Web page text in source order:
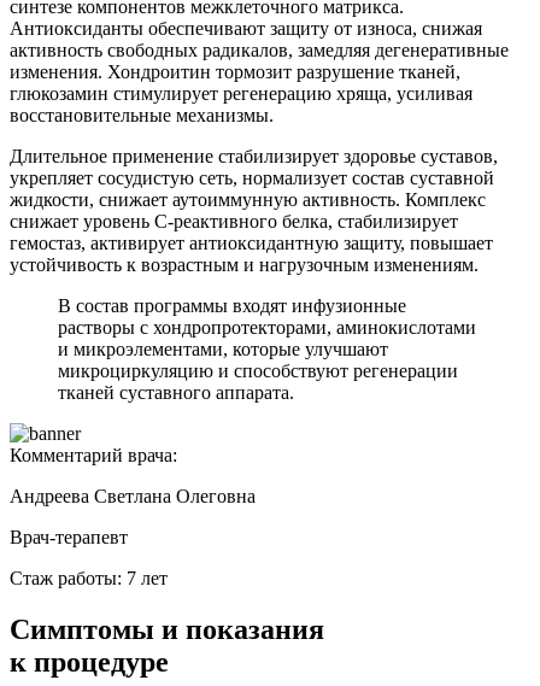
синтезе компонентов межклеточного матрикса.
Антиоксиданты обеспечивают защиту от износа, снижая
активность свободных радикалов, замедляя дегенеративные
изменения. Хондроитин тормозит разрушение тканей,
глюкозамин стимулирует регенерацию хряща, усиливая
восстановительные механизмы.
Длительное применение стабилизирует здоровье суставов,
укрепляет сосудистую сеть, нормализует состав суставной
жидкости, снижает аутоиммунную активность. Комплекс
снижает уровень С-реактивного белка, стабилизирует
гемостаз, активирует антиоксидантную защиту, повышает
устойчивость к возрастным и нагрузочным изменениям.
В состав программы входят инфузионные
растворы с хондропротекторами, аминокислотами
и микроэлементами, которые улучшают
микроциркуляцию и способствуют регенерации
тканей суставного аппарата.
Комментарий врача:
Андреева Светлана Олеговна
Врач-терапевт
Стаж работы: 7 лет
Симптомы и показания
к процедуре